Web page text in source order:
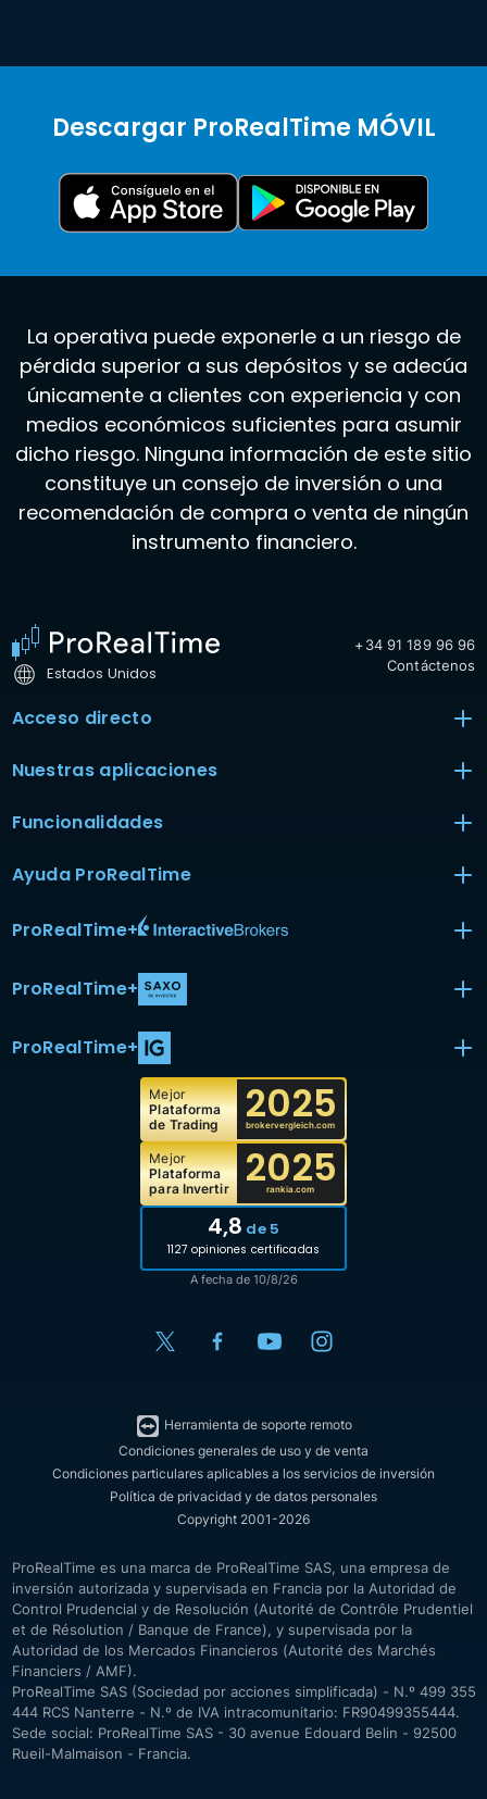
Descargar ProRealTime MÓVIL
La operativa puede exponerle a un riesgo de
pérdida superior a sus depósitos y se adecúa
únicamente a clientes con experiencia y con
medios económicos suficientes para asumir
dicho riesgo. Ninguna información de este sitio
constituye un consejo de inversión o una
recomendación de compra o venta de ningún
instrumento financiero.
Estados Unidos
+34 91 189 96 96
Contáctenos
Acceso directo
Nuestras aplicaciones
Funcionalidades
Ayuda ProRealTime
ProRealTime+
ProRealTime+
ProRealTime+
Mejor
Plataforma
de Trading
2025
brokervergleich.com
Mejor
Plataforma
para Invertir
2025
rankia.com
4,8 de 5
1127 opiniones certificadas
A fecha de 10/8/26
Herramienta de soporte remoto
Condiciones generales de uso y de venta
Condiciones particulares aplicables a los servicios de inversión
Política de privacidad y de datos personales
Copyright 2001-2026
ProRealTime es una marca de ProRealTime SAS, una empresa de
inversión autorizada y supervisada en Francia por la Autoridad de
Control Prudencial y de Resolución (Autorité de Contrôle Prudentiel
et de Résolution / Banque de France), y supervisada por la
Autoridad de los Mercados Financieros (Autorité des Marchés
Financiers / AMF).
ProRealTime SAS (Sociedad por acciones simplificada) - N.º 499 355
444 RCS Nanterre - N.º de IVA intracomunitario: FR90499355444.
Sede social: ProRealTime SAS - 30 avenue Edouard Belin - 92500
Rueil-Malmaison - Francia.